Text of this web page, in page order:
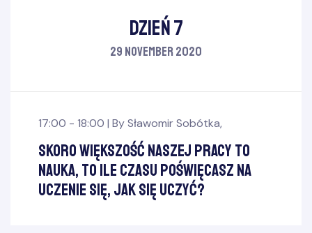
Dzień 7
29 November 2020
17:00 - 18:00 | BySławomir Sobótka,
Skoro większość naszej pracy to
nauka, to ile czasu poświęcasz na
uczenie się, jak się uczyć?